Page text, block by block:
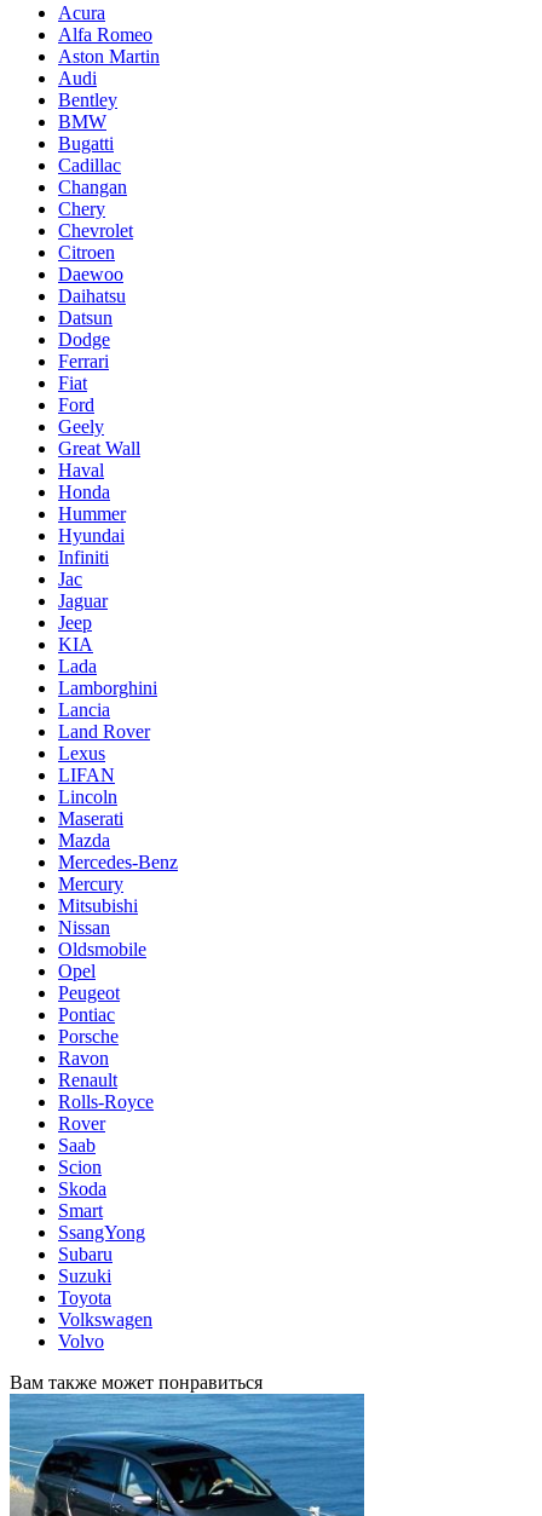
Acura
Alfa Romeo
Aston Martin
Audi
Bentley
BMW
Bugatti
Cadillac
Changan
Chery
Chevrolet
Citroen
Daewoo
Daihatsu
Datsun
Dodge
Ferrari
Fiat
Ford
Geely
Great Wall
Haval
Honda
Hummer
Hyundai
Infiniti
Jac
Jaguar
Jeep
KIA
Lada
Lamborghini
Lancia
Land Rover
Lexus
LIFAN
Lincoln
Maserati
Mazda
Mercedes-Benz
Mercury
Mitsubishi
Nissan
Oldsmobile
Opel
Peugeot
Pontiac
Porsche
Ravon
Renault
Rolls-Royce
Rover
Saab
Scion
Skoda
Smart
SsangYong
Subaru
Suzuki
Toyota
Volkswagen
Volvo
Вам также может понравиться